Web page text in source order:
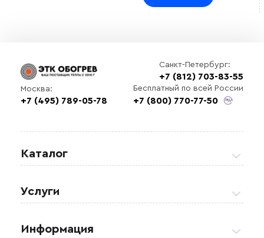
Санкт-Петербург:
+7 (812) 703-83-55
Москва:
+7 (495) 789-05-78
Бесплатный по всей России
+7 (800) 770-77-50
Каталог
Регулирующая аппаратура
Услуги
Информация